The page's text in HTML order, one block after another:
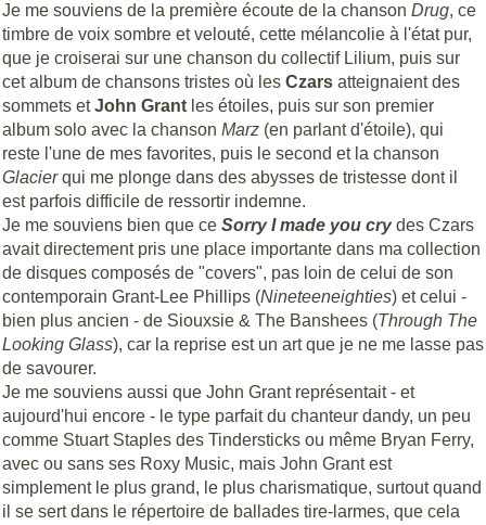
Je me souviens de la première écoute de la chanson Drug, ce
timbre de voix sombre et velouté, cette mélancolie à l'état pur,
que je croiserai sur une chanson du collectif Lilium, puis sur
cet album de chansons tristes où les Czars atteignaient des
sommets etJohn Grant les étoiles, puis sur son premier
album solo avec la chanson Marz (en parlant d'étoile), qui
reste l'une de mes favorites, puis le second et la chanson
Glacierqui me plonge dans des abysses de tristesse dont il
est parfois difficile de ressortir indemne.
Je me souviens bien que ce Sorry I made you cry des Czars
avait directement pris une place importante dans ma collection
de disques composés de "covers", pas loin de celui de son
contemporain Grant-Lee Phillips (Nineteeneighties) et celui -
bien plus ancien - de Siouxsie & The Banshees (Through The
Looking Glass), car la reprise est un art que je ne me lasse pas
de savourer.
Je me souviens aussi que John Grant représentait - et
aujourd'hui encore - le type parfait du chanteur dandy, un peu
comme Stuart Staples des Tindersticks ou même Bryan Ferry,
avec ou sans ses Roxy Music, mais John Grant est
simplement le plus grand, le plus charismatique, surtout quand
il se sert dans le répertoire de ballades tire-larmes, que cela